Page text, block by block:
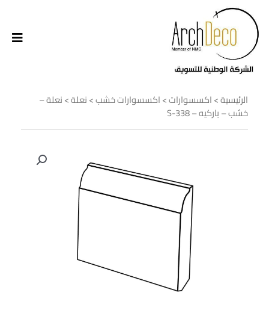
الرئيسية>اكسسوارات>اكسسوارات خشب>نعلة> نعلة –
خشب – باركيه – S-338